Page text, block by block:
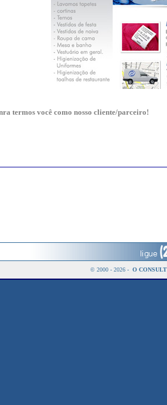
termos você como nosso cliente/parceiro!
© 2000 - 2026 - O